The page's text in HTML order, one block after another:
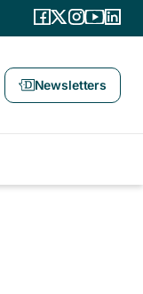
Newsletters